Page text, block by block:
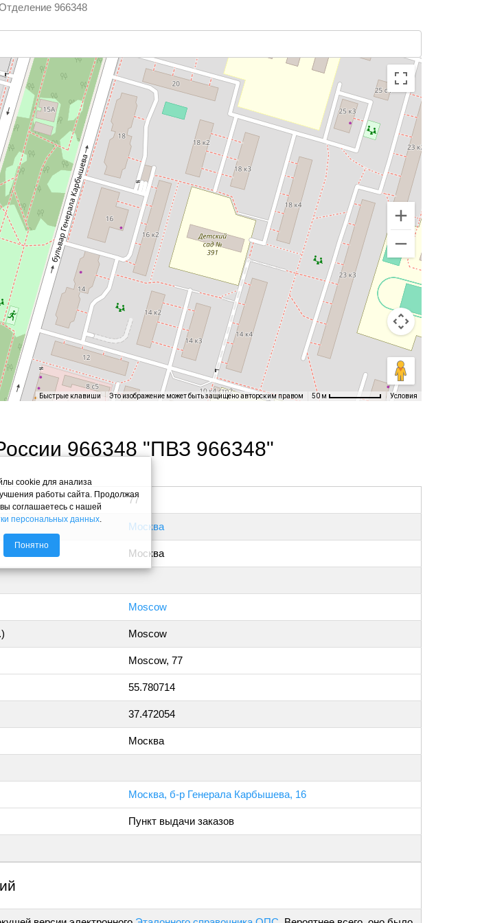
966348
Быстрые клавиши Это изображение может быть защищено авторским правом 50 м Условия
966348 "ПВЗ 966348"
77
Москва
Москва
Moscow
Moscow
Moscow, 77
55.780714
37.472054
Москва
Москва, б-р Генерала Карбышева, 16
Пункт выдачи заказов
cookie для анализа
работы сайта. Продолжая
соглашаетесь с нашей
персональных данных
Понятно